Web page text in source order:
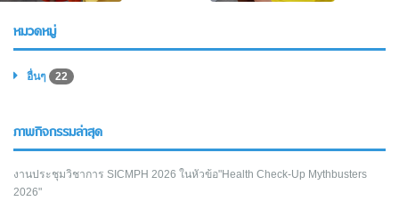
หมวดหมู่
อื่นๆ 22
ภาพกิจกรรมล่าสุด
งานประชุมวิชาการ SICMPH 2026 ในหัวข้อ"Health Check-Up Mythbusters
2026"